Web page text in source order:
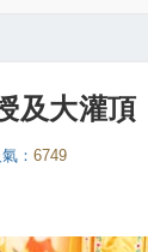
及大灌頂
： 6749